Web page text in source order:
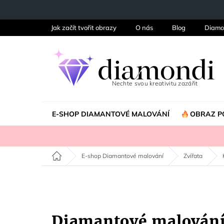
Jak začít tvořit obrazy O nás Blog
E-SHOP DIAMANTOVÉ MALOVÁNÍ OBRAZ
Domů E-shop Diamantové malování Zvířata